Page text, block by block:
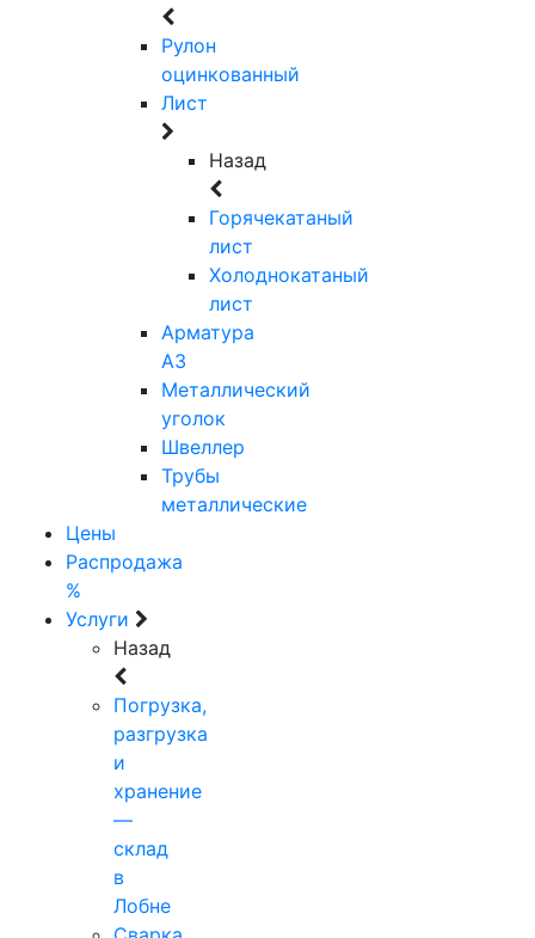
Рулон
оцинкованный
Лист
Назад
Горячекатаный
лист
Холоднокатаный
лист
Арматура
А3
Металлический
уголок
Швеллер
Трубы
металлические
Цены
Распродажа
%
Услуги
Назад
Погрузка,
разгрузка
и
хранение
—
склад
в
Лобне